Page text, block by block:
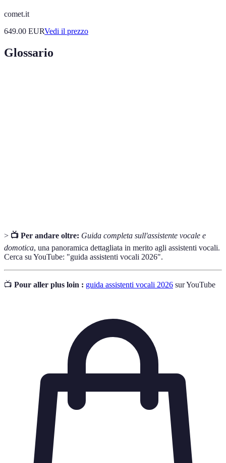
comet.it
649.00 EURVedi il prezzo
Glossario
> 📺 Per andare oltre: Guida completa sull'assistente vocale e
domotica, una panoramica dettagliata in merito agli assistenti vocali.
Cerca su YouTube: "guida assistenti vocali 2026".
📺 Pour aller plus loin : guida assistenti vocali 2026 sur YouTube